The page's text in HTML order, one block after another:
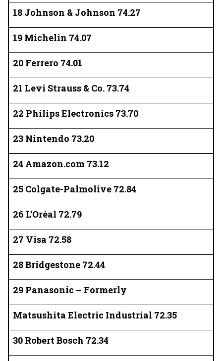
18 Johnson & Johnson 74.27
19 Michelin 74.07
20 Ferrero 74.01
21 Levi Strauss & Co. 73.74
22 Philips Electronics 73.70
23 Nintendo 73.20
24 Amazon.com 73.12
25 Colgate-Palmolive 72.84
26 L’Oréal 72.79
27 Visa 72.58
28 Bridgestone 72.44
29 Panasonic – Formerly
Matsushita Electric Industrial 72.35
30 Robert Bosch 72.34